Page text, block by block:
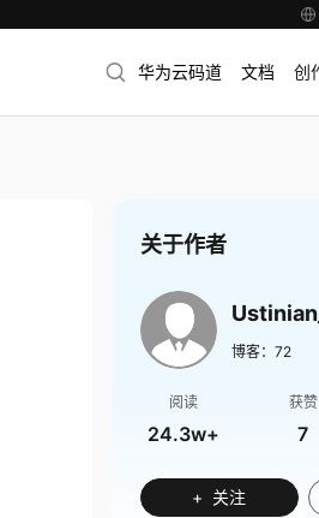
华为云码道 文档 创
关于作者
博客： 72
阅读
24.3w+
获赞
7
+ 关注